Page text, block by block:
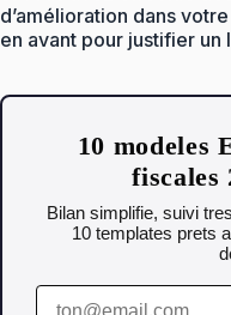
d’amélioration dans
en avant pour justifier un
10 modeles
fiscales
Bilan simplifie, suivi
10 templates prets